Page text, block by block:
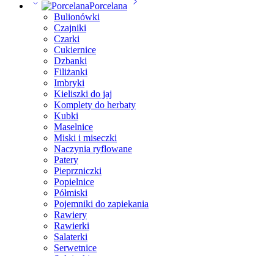
Porcelana
Bulionówki
Czajniki
Czarki
Cukiernice
Dzbanki
Filiżanki
Imbryki
Kieliszki do jaj
Komplety do herbaty
Kubki
Maselnice
Miski i miseczki
Naczynia ryflowane
Patery
Pieprzniczki
Popielnice
Półmiski
Pojemniki do zapiekania
Rawiery
Rawierki
Salaterki
Serwetnice